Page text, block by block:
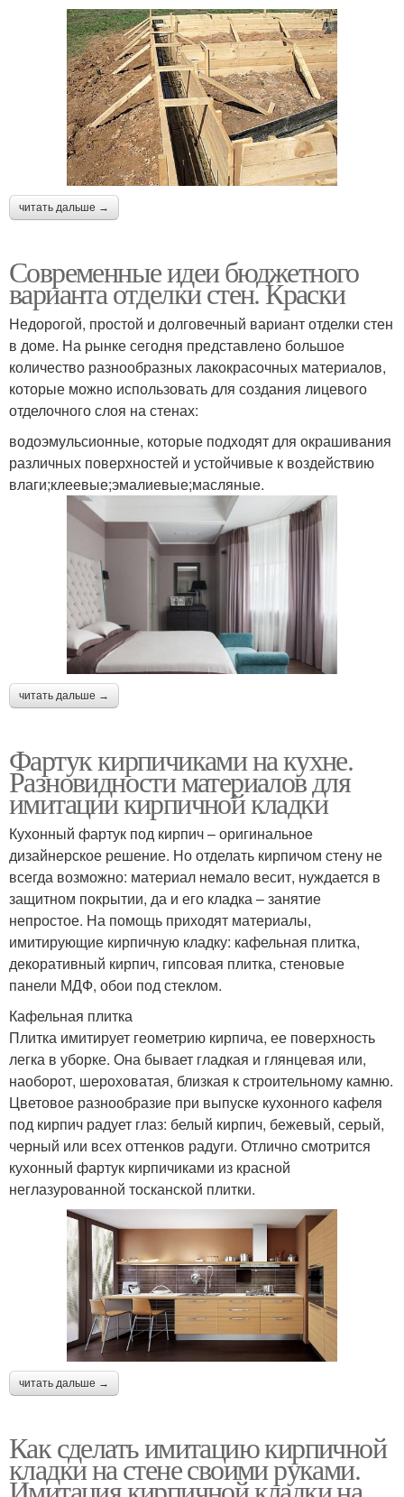
читать дальше →
Современные идеи бюджетного
варианта отделки стен. Краски
Недорогой, простой и долговечный вариант отделки стен
в доме. На рынке сегодня представлено большое
количество разнообразных лакокрасочных материалов,
которые можно использовать для создания лицевого
отделочного слоя на стенах:
водоэмульсионные, которые подходят для окрашивания
различных поверхностей и устойчивые к воздействию
влаги;клеевые;эмалиевые;масляные.
читать дальше →
Фартук кирпичиками на кухне.
Разновидности материалов для
имитации кирпичной кладки
Кухонный фартук под кирпич – оригинальное
дизайнерское решение. Но отделать кирпичом стену не
всегда возможно: материал немало весит, нуждается в
защитном покрытии, да и его кладка – занятие
непростое. На помощь приходят материалы,
имитирующие кирпичную кладку: кафельная плитка,
декоративный кирпич, гипсовая плитка, стеновые
панели МДФ, обои под стеклом.
Кафельная плитка
Плитка имитирует геометрию кирпича, ее поверхность
легка в уборке. Она бывает гладкая и глянцевая или,
наоборот, шероховатая, близкая к строительному камню.
Цветовое разнообразие при выпуске кухонного кафеля
под кирпич радует глаз: белый кирпич, бежевый, серый,
черный или всех оттенков радуги. Отлично смотрится
кухонный фартук кирпичиками из красной
неглазурованной тосканской плитки.
читать дальше →
Как сделать имитацию кирпичной
кладки на стене своими руками.